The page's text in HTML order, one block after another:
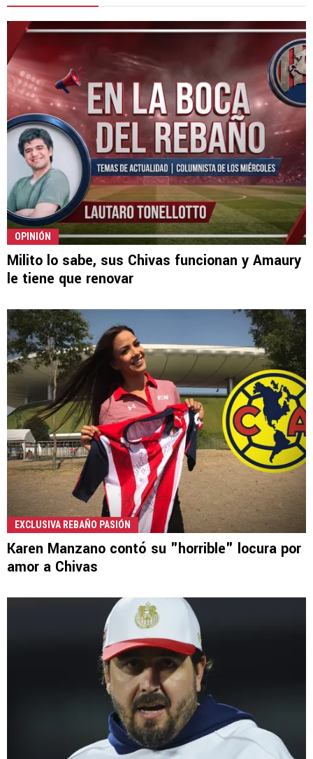
OPINIÓN
Milito lo sabe, sus Chivas funcionan y Amaury
le tiene que renovar
EXCLUSIVA REBAÑO PASIÓN
Karen Manzano contó su "horrible" locura por
amor a Chivas